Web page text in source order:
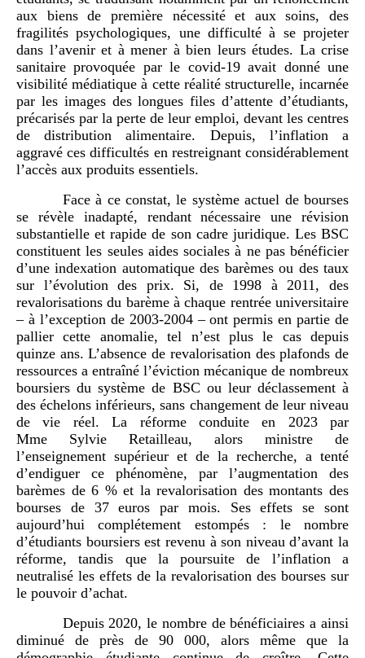
aux biens de première nécessité et aux soins, des
fragilités psychologiques, une difficulté à se projeter
dans l’avenir et à mener à bien leurs études. La crise
sanitaire provoquée par le covid-19 avait donné une
visibilité médiatique à cette réalité structurelle, incarnée
par les images des longues files d’attente d’étudiants,
précarisés par la perte de leur emploi, devant les centres
de distribution alimentaire. Depuis, l’inflation a
aggravé ces difficultés en restreignant considérablement
l’accès aux produits essentiels.
Face à ce constat, le système actuel de bourses
se révèle inadapté, rendant nécessaire une révision
substantielle et rapide de son cadre juridique. Les BSC
constituent les seules aides sociales à ne pas bénéficier
d’une indexation automatique des barèmes ou des taux
sur l’évolution des prix. Si, de 1998 à 2011, des
revalorisations du barème à chaque rentrée universitaire
– à l’exception de 2003‑2004 – ont permis en partie de
pallier cette anomalie, tel n’est plus le cas depuis
quinze ans. L’absence de revalorisation des plafonds de
ressources a entraîné l’éviction mécanique de nombreux
boursiers du système de BSC ou leur déclassement à
des échelons inférieurs, sans changement de leur niveau
de vie réel. La réforme conduite en 2023 par
Mme Sylvie Retailleau, alors ministre de
l’enseignement supérieur et de la recherche, a tenté
d’endiguer ce phénomène, par l’augmentation des
barèmes de 6 % et la revalorisation des montants des
bourses de 37 euros par mois. Ses effets se sont
aujourd’hui complétement estompés : le nombre
d’étudiants boursiers est revenu à son niveau d’avant la
réforme, tandis que la poursuite de l’inflation a
neutralisé les effets de la revalorisation des bourses sur
le pouvoir d’achat.
Depuis 2020, le nombre de bénéficiaires a ainsi
diminué de près de 90 000, alors même que la